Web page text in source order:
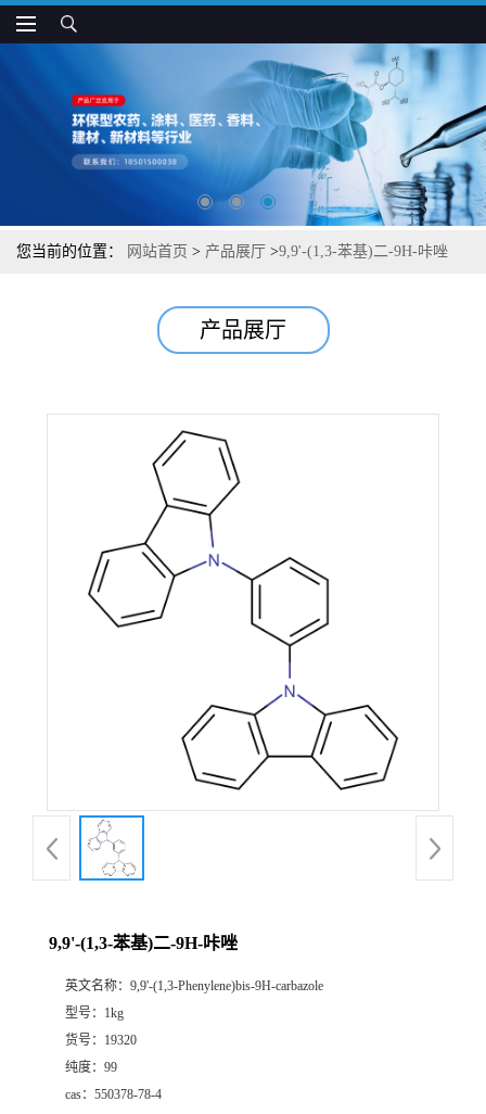
您当前的位置： 网站首页 > 产品展厅 >9,9'-(1,3-苯基)二-9H-咔唑
产品展厅
9,9'-(1,3-苯基)二-9H-咔唑
英文名称： 9,9'-(1,3-Phenylene)bis-9H-carbazole
型号： 1kg
货号： 19320
纯度： 99
cas： 550378-78-4